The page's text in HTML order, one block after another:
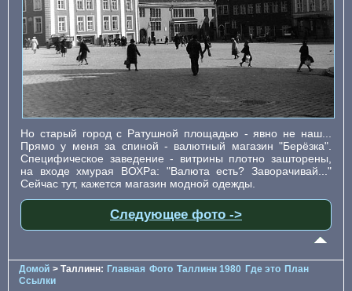
Но старый город с Ратушной площадью - явно не наш...
Прямо у меня за спиной - валютный магазин "Берёзка".
Специфическое заведение - витрины плотно зашторены,
на входе хмурая ВОХРа: "Валюта есть? Заворачивай..."
Сейчас тут, кажется магазин модной одежды.
Следующее фото ->
Домой > Таллинн: Главная Фото Таллинн 1980 Где это План
Ссылки